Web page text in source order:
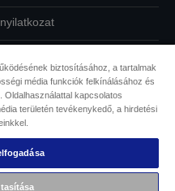
információk
mellett
biztosításához, a tartalmak
média funkciók felkínálásához és
Oldalhasználattal kapcsolatos
területén tevékenykedő, a hirdetési